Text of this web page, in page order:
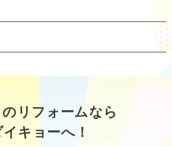
リフォームなら
イキョーへ！